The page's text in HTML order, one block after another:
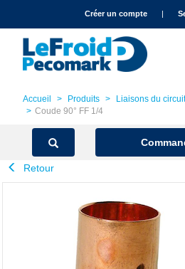
text.skipToNavigationCréer un compte |
Accueil Produits Liaisons du
Coude 90° FF 1/4
Retour